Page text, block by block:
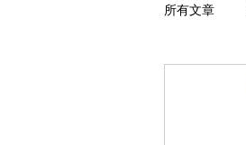
所有文章